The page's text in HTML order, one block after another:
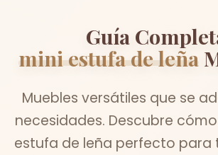
Guía
mini estufa de leña
Muebles versátiles que se
necesidades. Descubre
estufa de leña perfecto para